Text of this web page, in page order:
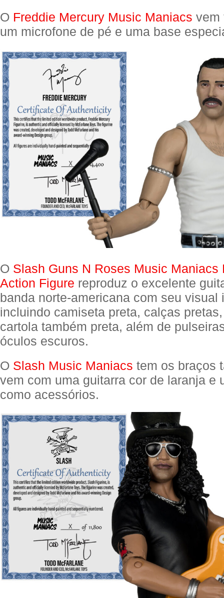
O Freddie Mercury Music Maniacs vem
um microfone de pé e uma base
O Slash Guns N Roses Music Maniacs
Action Figure reproduz o excelente
banda norte-americana com seu visual
incluindo camiseta preta, calças
cartola também preta, além de
óculos escuros.
O Slash Music Maniacs tem os braços
vem com uma guitarra cor de laranja e
como acessórios.